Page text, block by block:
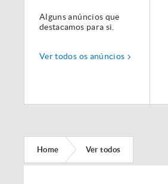
Alguns anúncios que
destacamos para si.
Ver todos os anúncios
Home Ver todos